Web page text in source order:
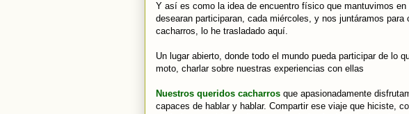
Y así es como la idea de encuentro físico que mantuvimos
desearan participaran, cada miércoles, y nos juntáramos para
cacharros, lo he trasladado aquí.
Un lugar abierto, donde todo el mundo pueda participar de lo
moto, charlar sobre nuestras experiencias con ellas
Nuestros queridos cacharros que apasionadamente
capaces de hablar y hablar. Compartir ese viaje que hiciste,